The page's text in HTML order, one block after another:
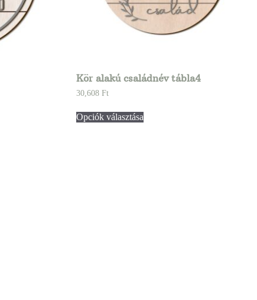
Kör alakú családnév tábla4
30,608 Ft
Opciók választása